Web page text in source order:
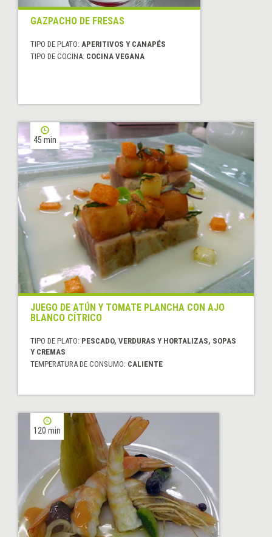
GAZPACHO DE FRESAS
TIPO DE PLATO: APERITIVOS Y CANAPÉS
TIPO DE COCINA: COCINA VEGANA
45 min
JUEGO DE ATÚN Y TOMATE PLANCHA CON AJO
BLANCO CÍTRICO
TIPO DE PLATO: PESCADO, VERDURAS Y HORTALIZAS, SOPAS
Y CREMAS
TEMPERATURA DE CONSUMO: CALIENTE
120 min